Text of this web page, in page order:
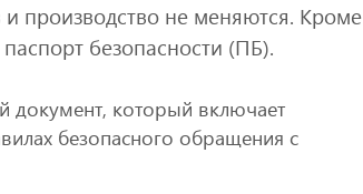
производство не меняются. Кроме
безопасности (ПБ).
который включает
безопасного обращения с